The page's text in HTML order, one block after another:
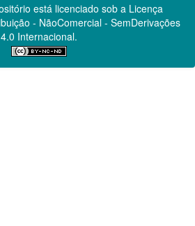
está licenciado sob a Licença
- NãoComercial - SemDerivações
4.0 Internacional.